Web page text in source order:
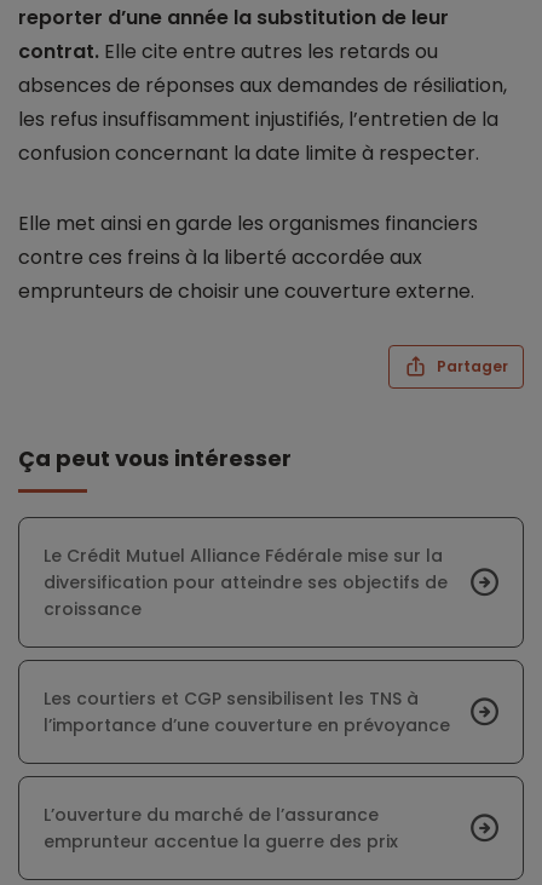
reporter d’une année la substitution de leur
contrat. Elle cite entre autres les retards ou
absences de réponses aux demandes de résiliation,
les refus insuffisamment injustifiés, l’entretien de la
confusion concernant la date limite à respecter.
Elle met ainsi en garde les organismes financiers
contre ces freins à la liberté accordée aux
emprunteurs de choisir une couverture externe.
Partager
Ça peut vous intéresser
Le Crédit Mutuel Alliance Fédérale mise sur la
diversification pour atteindre ses objectifs de
croissance
Les courtiers et CGP sensibilisent les TNS à
l’importance d’une couverture en prévoyance
L’ouverture du marché de l’assurance
emprunteur accentue la guerre des prix